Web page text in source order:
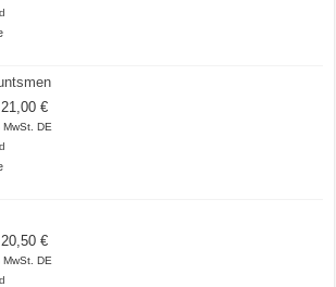
21,00€Preisspanne:
18,50 €
DE
20,50€Preisspanne:
18,50 €
DE